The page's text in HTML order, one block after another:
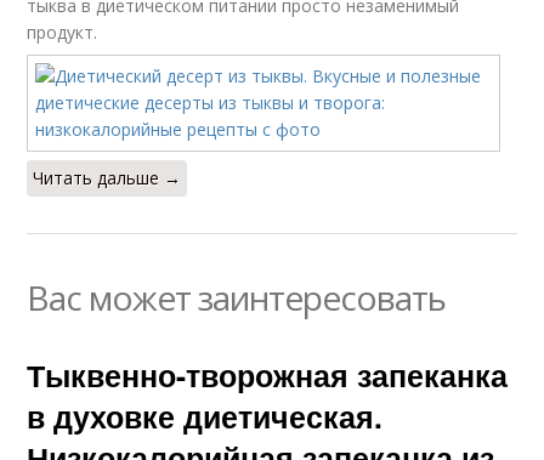
тыква в диетическом питании просто незаменимый
продукт.
Читать дальше →
Вас может заинтересовать
Тыквенно-творожная запеканка
в духовке диетическая.